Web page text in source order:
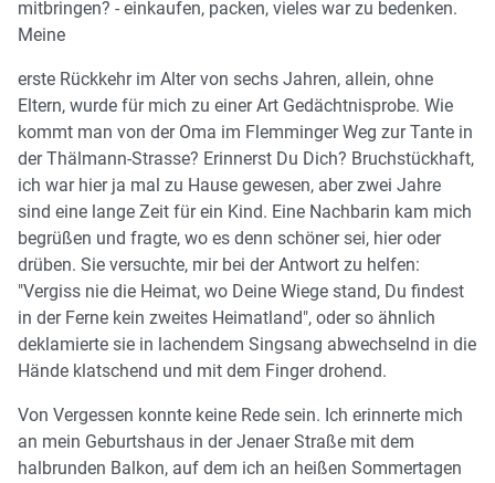
mitbringen? - einkaufen, packen, vieles war zu bedenken.
Meine
erste Rückkehr im Alter von sechs Jahren, allein, ohne
Eltern, wurde für mich zu einer Art Gedächtnisprobe. Wie
kommt man von der Oma im Flemminger Weg zur Tante in
der Thälmann-Strasse? Erinnerst Du Dich? Bruchstückhaft,
ich war hier ja mal zu Hause gewesen, aber zwei Jahre
sind eine lange Zeit für ein Kind. Eine Nachbarin kam mich
begrüßen und fragte, wo es denn schöner sei, hier oder
drüben. Sie versuchte, mir bei der Antwort zu helfen:
"Vergiss nie die Heimat, wo Deine Wiege stand, Du findest
in der Ferne kein zweites Heimatland", oder so ähnlich
deklamierte sie in lachendem Singsang abwechselnd in die
Hände klatschend und mit dem Finger drohend.
Von Vergessen konnte keine Rede sein. Ich erinnerte mich
an mein Geburtshaus in der Jenaer Straße mit dem
halbrunden Balkon, auf dem ich an heißen Sommertagen